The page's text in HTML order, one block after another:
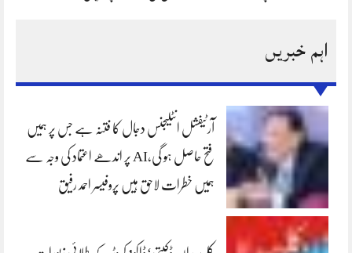
اہم خبریں
آرٹیفشل انٹلیجنس دجال کا فتنہ ہے جس پر ہمیں
فتح حاصل ہو گی،AI پر اندھے اعتماد کی وجہ سے
ہمیں خطرات لاحق ہیں پروفیسر احمد رفیق